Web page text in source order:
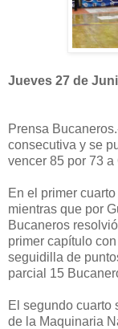
Jueves 27 de
Prensa
consecutiva y se
vencer 85 por 73
En el primer
mientras que por
Bucaneros
primer capítulo
seguidilla de
parcial 15
El segundo cuarto
de la Maquinaria